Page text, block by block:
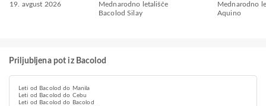
19. avgust 2026
Mednarodno letališče
Bacolod Silay
Mednarodno
Aquino
Priljubljena pot iz Bacolod
Leti od Bacolod do Manila
Leti od Bacolod do Cebu
Leti od Bacolod do Bacolod